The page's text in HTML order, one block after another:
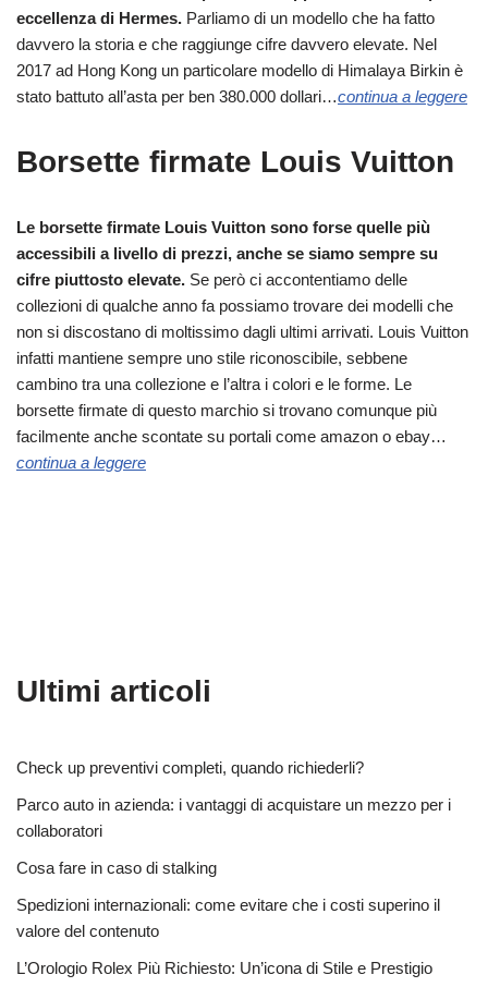
eccellenza di Hermes. Parliamo di un modello che ha fatto
davvero la storia e che raggiunge cifre davvero elevate. Nel
2017 ad Hong Kong un particolare modello di Himalaya Birkin è
stato battuto all’asta per ben 380.000 dollari…continua a leggere
Borsette firmate Louis Vuitton
Le borsette firmate Louis Vuitton sono forse quelle più
accessibili a livello di prezzi, anche se siamo sempre su
cifre piuttosto elevate. Se però ci accontentiamo delle
collezioni di qualche anno fa possiamo trovare dei modelli che
non si discostano di moltissimo dagli ultimi arrivati. Louis Vuitton
infatti mantiene sempre uno stile riconoscibile, sebbene
cambino tra una collezione e l’altra i colori e le forme. Le
borsette firmate di questo marchio si trovano comunque più
facilmente anche scontate su portali come amazon o ebay…
continua a leggere
Ultimi articoli
Check up preventivi completi, quando richiederli?
Parco auto in azienda: i vantaggi di acquistare un mezzo per i
collaboratori
Cosa fare in caso di stalking
Spedizioni internazionali: come evitare che i costi superino il
valore del contenuto
L’Orologio Rolex Più Richiesto: Un’icona di Stile e Prestigio